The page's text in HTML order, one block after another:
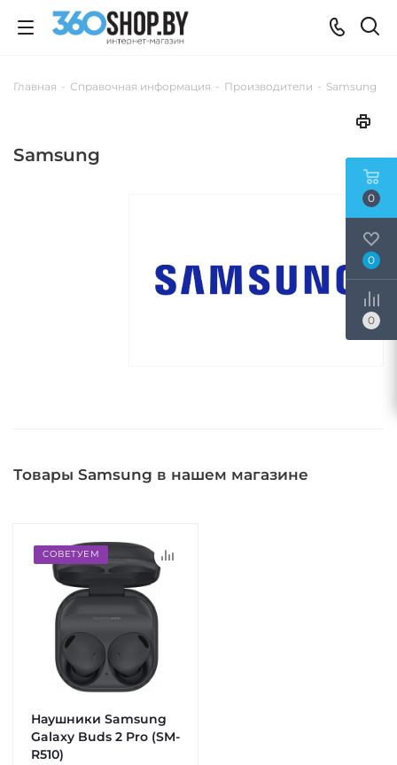
Главная - Справочная информация - Производители - Samsung
Samsung
Товары Samsung в нашем магазине
СОВЕТУЕМ
Наушники Samsung
Galaxy Buds 2 Pro (SM-
R510)
0
0
0